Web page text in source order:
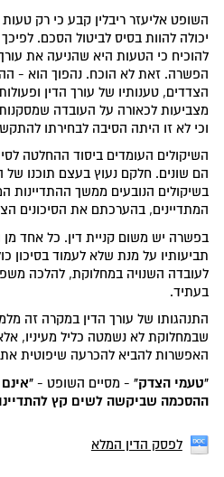
השופט אליעזר ריבלין קבע כי רק
יכולה להוות בסיס לביטול הסכם.
להוכיח כי הטעות היא שהניעה את
הפשרה. זאת לא הוכח. נהפוך הוא -
הצדדים, טענותיו של עורך הדין
מצביעות לכאורה על העובדה
וכי לא זו היתה הסיבה לבחירתו
השיקולים העומדים ביסוד ההחלטה
הם שונים. חלקם נעוץ בעצם תוכנו
בשיקולים הנובעים ממשך ההתדיינות
המתדיינים, בהערכתם את הסיכונים
בפשרה יש משום קניית דין. כל אחד
תביעותיו על מנת שלא לעמוד בסיכון
לעובדה השנויה במחלוקת, להלכה
בעתיד.
התנהגותו של עורך הדין במקרה זה
שבמחלוקת לא נשמטה כליל מעיניו,
האפשרות להביא להכרעה שיפוטית
"טעמי הצדק" - מסיים השופט -
ההסכמה שביקשה לשים קץ
לפסק הדין המלא